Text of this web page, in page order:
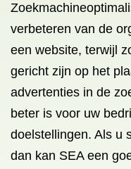
verbeteren van de
een website, terwijl
gericht zijn op het
advertenties in de
beter is voor uw
doelstellingen. Als u
dan kan SEA een